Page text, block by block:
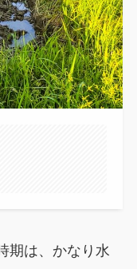
期は、かなり水